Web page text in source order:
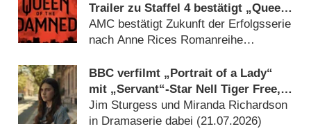
Trailer zu Staffel 4 bestätigt „Queen
of the Damned“-Erscheinen
AMC bestätigt Zukunft der Erfolgsserie
nach Anne Rices Romanreihe
BBC verfilmt „Portrait of a Lady“
mit „Servant“-Star Nell Tiger Free,
Gemma Arterton und Bill Nighy neu
Jim Sturgess und Miranda Richardson
in Dramaserie dabei (21.07.2026)